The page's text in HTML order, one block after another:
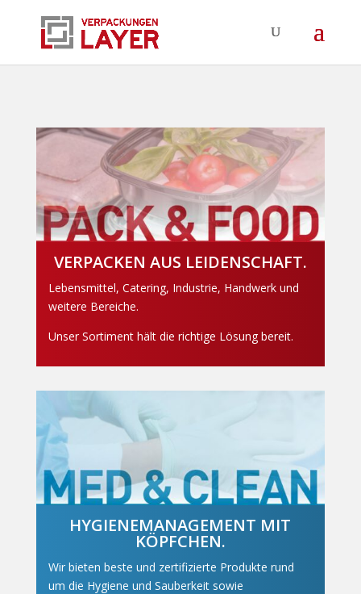
VERPACKEN AUS LEIDENSCHAFT.
Lebensmittel, Catering, Industrie, Handwerk und
weitere Bereiche.
Unser Sortiment hält die richtige Lösung bereit.
HYGIENEMANAGEMENT MIT
KÖPFCHEN.
Wir bieten beste und zertifizierte Produkte rund
um die Hygiene und Sauberkeit sowie